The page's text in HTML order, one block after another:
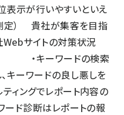
表示が行いやすいといえ
定） 貴社が集客を目指
サイトの対策状況
・キーワードの検索
ーワードの良し悪しを
ィングでレポート内容の
ド診断はレポートの報